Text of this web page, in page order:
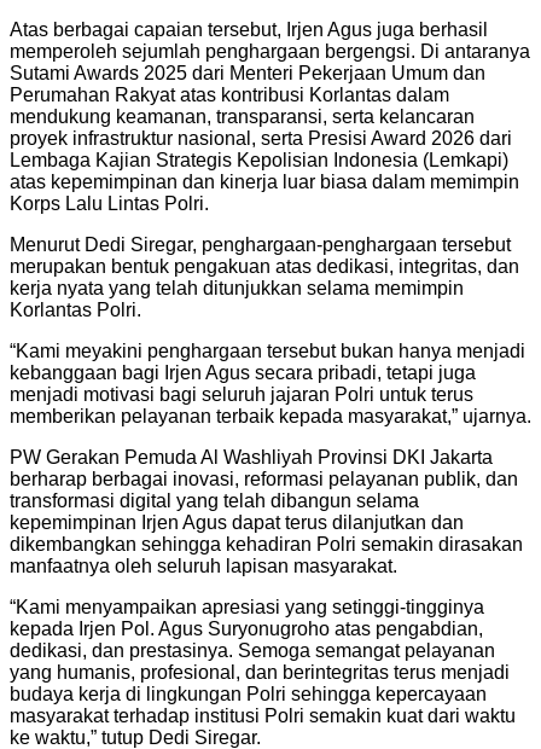
Atas berbagai capaian tersebut, Irjen Agus juga berhasil
memperoleh sejumlah penghargaan bergengsi. Di antaranya
Sutami Awards 2025 dari Menteri Pekerjaan Umum dan
Perumahan Rakyat atas kontribusi Korlantas dalam
mendukung keamanan, transparansi, serta kelancaran
proyek infrastruktur nasional, serta Presisi Award 2026 dari
Lembaga Kajian Strategis Kepolisian Indonesia (Lemkapi)
atas kepemimpinan dan kinerja luar biasa dalam memimpin
Korps Lalu Lintas Polri.
Menurut Dedi Siregar, penghargaan-penghargaan tersebut
merupakan bentuk pengakuan atas dedikasi, integritas, dan
kerja nyata yang telah ditunjukkan selama memimpin
Korlantas Polri.
“Kami meyakini penghargaan tersebut bukan hanya menjadi
kebanggaan bagi Irjen Agus secara pribadi, tetapi juga
menjadi motivasi bagi seluruh jajaran Polri untuk terus
memberikan pelayanan terbaik kepada masyarakat,” ujarnya.
PW Gerakan Pemuda Al Washliyah Provinsi DKI Jakarta
berharap berbagai inovasi, reformasi pelayanan publik, dan
transformasi digital yang telah dibangun selama
kepemimpinan Irjen Agus dapat terus dilanjutkan dan
dikembangkan sehingga kehadiran Polri semakin dirasakan
manfaatnya oleh seluruh lapisan masyarakat.
“Kami menyampaikan apresiasi yang setinggi-tingginya
kepada Irjen Pol. Agus Suryonugroho atas pengabdian,
dedikasi, dan prestasinya. Semoga semangat pelayanan
yang humanis, profesional, dan berintegritas terus menjadi
budaya kerja di lingkungan Polri sehingga kepercayaan
masyarakat terhadap institusi Polri semakin kuat dari waktu
ke waktu,” tutup Dedi Siregar.